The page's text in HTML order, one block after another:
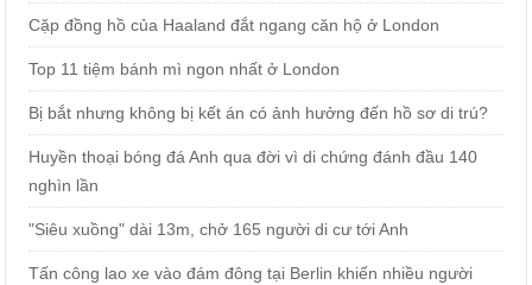
Cặp đồng hồ của Haaland đắt ngang căn hộ ở London
Top 11 tiệm bánh mì ngon nhất ở London
Bị bắt nhưng không bị kết án có ảnh hưởng đến hồ sơ di trú?
Huyền thoại bóng đá Anh qua đời vì di chứng đánh đầu 140
nghìn lần
"Siêu xuồng" dài 13m, chở 165 người di cư tới Anh
Tấn công lao xe vào đám đông tại Berlin khiến nhiều người